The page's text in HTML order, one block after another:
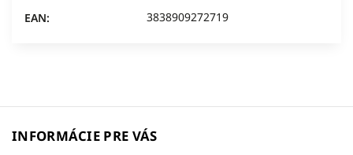
EAN: 3838909272719
INFORMÁCIE PRE VÁS